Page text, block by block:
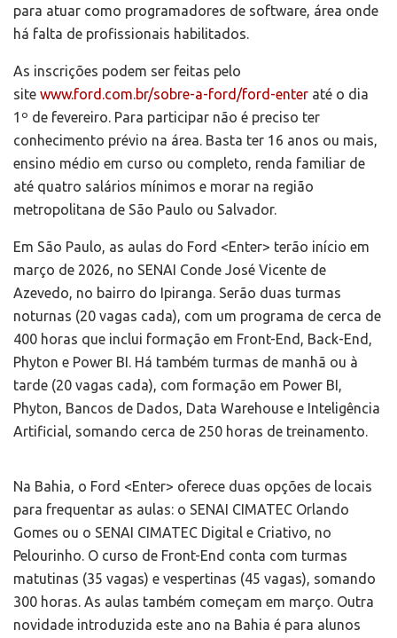
para atuar como programadores de software, área onde
há falta de profissionais habilitados.
As inscrições podem ser feitas pelo
site www.ford.com.br/sobre-a-ford/ford-enter até o dia
1º de fevereiro. Para participar não é preciso ter
conhecimento prévio na área. Basta ter 16 anos ou mais,
ensino médio em curso ou completo, renda familiar de
até quatro salários mínimos e morar na região
metropolitana de São Paulo ou Salvador.
Em São Paulo, as aulas do Ford <Enter> terão início em
março de 2026, no SENAI Conde José Vicente de
Azevedo, no bairro do Ipiranga. Serão duas turmas
noturnas (20 vagas cada), com um programa de cerca de
400 horas que inclui formação em Front-End, Back-End,
Phyton e Power BI. Há também turmas de manhã ou à
tarde (20 vagas cada), com formação em Power BI,
Phyton, Bancos de Dados, Data Warehouse e Inteligência
Artificial, somando cerca de 250 horas de treinamento.
Na Bahia, o Ford <Enter> oferece duas opções de locais
para frequentar as aulas: o SENAI CIMATEC Orlando
Gomes ou o SENAI CIMATEC Digital e Criativo, no
Pelourinho. O curso de Front-End conta com turmas
matutinas (35 vagas) e vespertinas (45 vagas), somando
300 horas. As aulas também começam em março. Outra
novidade introduzida este ano na Bahia é para alunos